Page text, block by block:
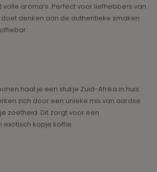
aroma’s. Perfect voor liefhebbers van
denken aan de authentieke smaken
haal je een stukje Zuid-Afrika in huis.
zich door een unieke mix van aardse
zoetheid. Dit zorgt voor een
kopje koffie.